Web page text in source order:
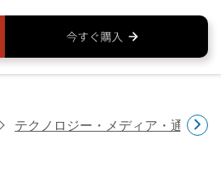
テクノロジー・メディア・通信研